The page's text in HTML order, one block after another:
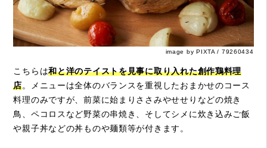
image by PIXTA / 79260434
こちらは和と洋のテイストを見事に取り入れた創作鶏料理
店。メニューは全体のバランスを重視したおまかせのコース
料理のみですが、前菜に始まりささみやせせりなどの焼き
鳥、ペコロスなど野菜の串焼き、そしてシメに炊き込みご飯
や親子丼などの丼ものや麺類等が付きます。